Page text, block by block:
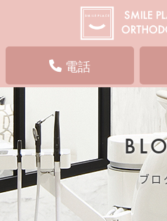
電話
ブロ